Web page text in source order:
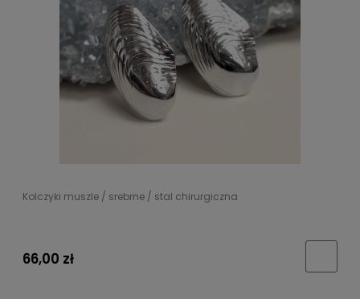
Kolczyki muszle / srebrne / stal chirurgiczna
66,00 zł